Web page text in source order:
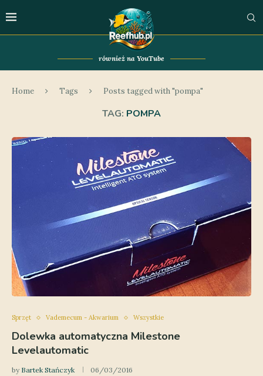
również na YouTube
Home Tags Posts tagged with "pompa"
TAG: POMPA
Sprzęt Vademecum - Akwarium Wszystkie
Dolewka automatyczna Milestone
Levelautomatic
by Bartek Stańczyk 06/03/2016